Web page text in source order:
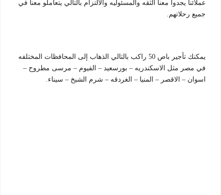
عملائنا يجدوا معنا الثقه والمسئوليه والالتزام بالتالي يتعاملو معنا في
جميع رحلاتهم.
يمكنك تأجير باص 50 راكب بالتالي الذهاب إلى المحافظات المختلفه
في مصر مثل الاسكندريه – بورسعيد – الفيوم – مرسى مطروح –
اسوان – الاقصر – المنيا – الغردقه – شرم الشيخ – سيناء.